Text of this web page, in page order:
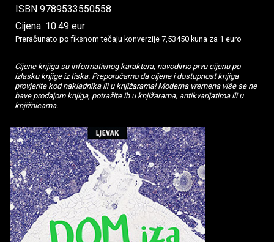
ISBN 9789533550558
Cijena: 10.49 eur
Preračunato po fiksnom tečaju konverzije 7,53450 kuna za 1 euro
Cijene knjiga su informativnog karaktera, navodimo prvu cijenu po
izlasku knjige iz tiska. Preporučamo da cijene i dostupnost knjiga
provjerite kod nakladnika ili u knjižarama! Moderna vremena više se ne
bave prodajom knjiga, potražite ih u knjižarama, antikvarijatima ili u
knjižnicama.